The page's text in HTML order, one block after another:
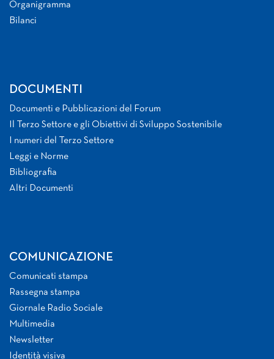
Organigramma
Bilanci
DOCUMENTI
Documenti e Pubblicazioni del Forum
Il Terzo Settore e gli Obiettivi di Sviluppo Sostenibile
I numeri del Terzo Settore
Leggi e Norme
Bibliografia
Altri Documenti
COMUNICAZIONE
Comunicati stampa
Rassegna stampa
Giornale Radio Sociale
Multimedia
Newsletter
Identità visiva